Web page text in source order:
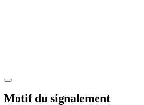
Motif du signalement